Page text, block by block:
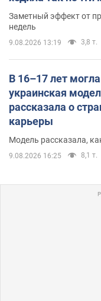
Заметный эффект от
недель
9.08.2026 13:19 3,8 т.
В 16–17 лет
украинская
рассказала о
карьеры
Модель рассказала,
9.08.2026 16:25 8,1 т.